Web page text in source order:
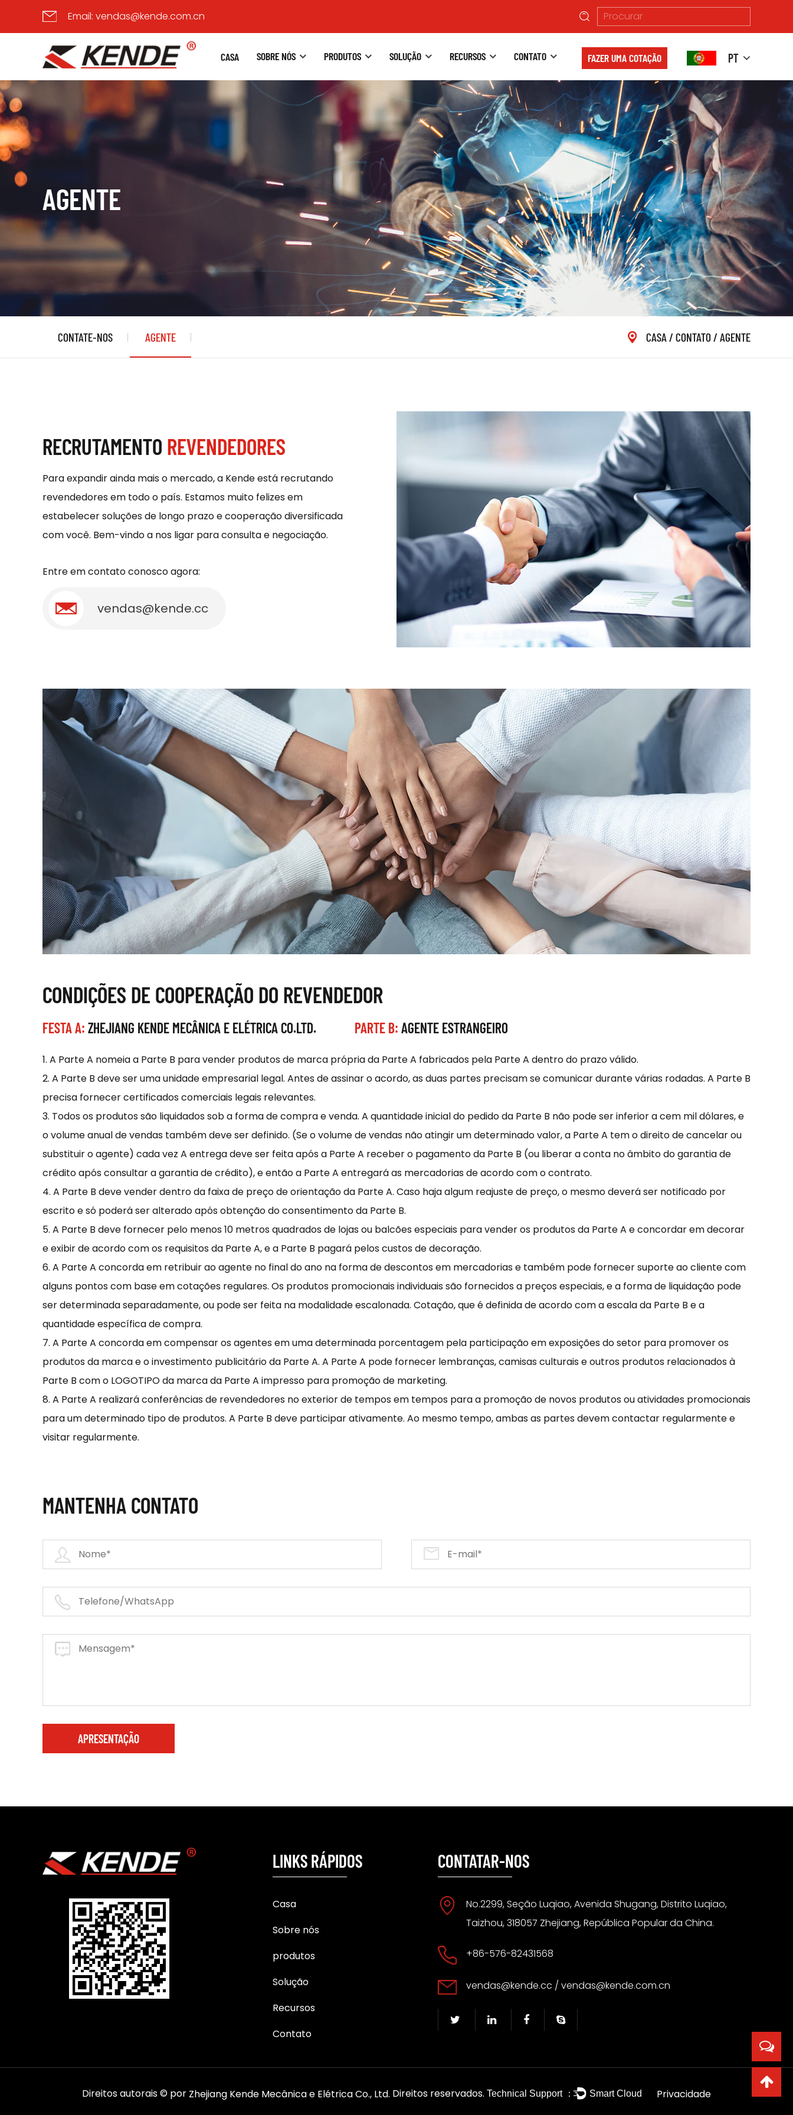
Email: vendas@kende.com.cn
CASA SOBRE NÓS PRODUTOS SOLUÇÃO RECURSOS CONTATO FAZER UMA COTAÇÃO PT
AGENTE
CONTATE-NOS AGENTE CASA/ CONTATO/ AGENTE
RECRUTAMENTO REVENDEDORES
Para expandir ainda mais o mercado, a Kende está recrutando
revendedores em todo o país. Estamos muito felizes em
estabelecer soluções de longo prazo e cooperação diversificada
com você. Bem-vindo a nos ligar para consulta e negociação.
Entre em contato conosco agora:
vendas@kende.cc
CONDIÇÕES DE COOPERAÇÃO DO REVENDEDOR
FESTA A: ZHEJIANG KENDE MECÂNICA E ELÉTRICA CO.LTD. PARTE B: AGENTE ESTRANGEIRO
1. A Parte A nomeia a Parte B para vender produtos de marca própria da Parte A fabricados pela Parte A dentro do prazo válido.
2. A Parte B deve ser uma unidade empresarial legal. Antes de assinar o acordo, as duas partes precisam se comunicar durante várias rodadas. A Parte B
precisa fornecer certificados comerciais legais relevantes.
3. Todos os produtos são liquidados sob a forma de compra e venda. A quantidade inicial do pedido da Parte B não pode ser inferior a cem mil dólares, e
o volume anual de vendas também deve ser definido. (Se o volume de vendas não atingir um determinado valor, a Parte A tem o direito de cancelar ou
substituir o agente) cada vez A entrega deve ser feita após a Parte A receber o pagamento da Parte B (ou liberar a conta no âmbito do garantia de
crédito após consultar a garantia de crédito), e então a Parte A entregará as mercadorias de acordo com o contrato.
4. A Parte B deve vender dentro da faixa de preço de orientação da Parte A. Caso haja algum reajuste de preço, o mesmo deverá ser notificado por
escrito e só poderá ser alterado após obtenção do consentimento da Parte B.
5. A Parte B deve fornecer pelo menos 10 metros quadrados de lojas ou balcões especiais para vender os produtos da Parte A e concordar em decorar
e exibir de acordo com os requisitos da Parte A, e a Parte B pagará pelos custos de decoração.
6. A Parte A concorda em retribuir ao agente no final do ano na forma de descontos em mercadorias e também pode fornecer suporte ao cliente com
alguns pontos com base em cotações regulares. Os produtos promocionais individuais são fornecidos a preços especiais, e a forma de liquidação pode
ser determinada separadamente, ou pode ser feita na modalidade escalonada. Cotação, que é definida de acordo com a escala da Parte B e a
quantidade específica de compra.
7. A Parte A concorda em compensar os agentes em uma determinada porcentagem pela participação em exposições do setor para promover os
produtos da marca e o investimento publicitário da Parte A. A Parte A pode fornecer lembranças, camisas culturais e outros produtos relacionados à
Parte B com o LOGOTIPO da marca da Parte A impresso para promoção de marketing.
8. A Parte A realizará conferências de revendedores no exterior de tempos em tempos para a promoção de novos produtos ou atividades promocionais
para um determinado tipo de produtos. A Parte B deve participar ativamente. Ao mesmo tempo, ambas as partes devem contactar regularmente e
visitar regularmente.
MANTENHA CONTATO
APRESENTAÇÃO
LINKS RÁPIDOS
Casa
Sobre nós
produtos
Solução
Recursos
Contato
CONTATAR-NOS
No.2299, Seção Luqiao, Avenida Shugang, Distrito Luqiao,
Taizhou, 318057 Zhejiang, República Popular da China.
+86-576-82431568
vendas@kende.cc / vendas@kende.com.cn
Direitos autorais © por Zhejiang Kende Mecânica e Elétrica Co., Ltd. Direitos reservados. Technical Support ： Smart Cloud Privacidade